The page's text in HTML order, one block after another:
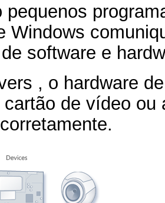
pequenos
Windows
software e
, o hardware
de vídeo ou